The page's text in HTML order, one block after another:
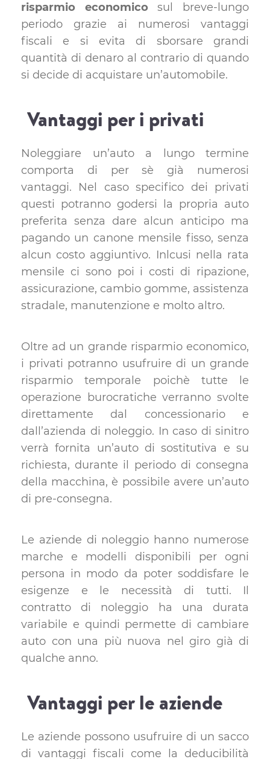
risparmio economico sul breve-lungo
periodo grazie ai numerosi vantaggi
fiscali e si evita di sborsare grandi
quantità di denaro al contrario di quando
si decide di acquistare un’automobile.
Vantaggi per i privati
Noleggiare un’auto a lungo termine
comporta di per sè già numerosi
vantaggi. Nel caso specifico dei privati
questi potranno godersi la propria auto
preferita senza dare alcun anticipo ma
pagando un canone mensile fisso, senza
alcun costo aggiuntivo. Inlcusi nella rata
mensile ci sono poi i costi di ripazione,
assicurazione, cambio gomme, assistenza
stradale, manutenzione e molto altro.
Oltre ad un grande risparmio economico,
i privati potranno usufruire di un grande
risparmio temporale poichè tutte le
operazione burocratiche verranno svolte
direttamente dal concessionario e
dall’azienda di noleggio. In caso di sinitro
verrà fornita un’auto di sostitutiva e su
richiesta, durante il periodo di consegna
della macchina, è possibile avere un’auto
di pre-consegna.
Le aziende di noleggio hanno numerose
marche e modelli disponibili per ogni
persona in modo da poter soddisfare le
esigenze e le necessità di tutti. Il
contratto di noleggio ha una durata
variabile e quindi permette di cambiare
auto con una più nuova nel giro già di
qualche anno.
Vantaggi per le aziende
Le aziende possono usufruire di un sacco
di vantaggi fiscali come la deducibilità